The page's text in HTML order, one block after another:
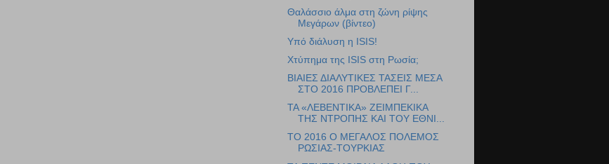
Θαλάσσιο άλμα στη ζώνη ρίψης
Μεγάρων (βίντεο)
Υπό διάλυση η ISIS!
Χτύπημα της ISIS στη Ρωσία;
ΒΙΑΙΕΣ ΔΙΑΛΥΤΙΚΕΣ ΤΑΣΕΙΣ ΜΕΣΑ
ΣΤΟ 2016 ΠΡΟΒΛΕΠΕΙ Γ...
ΤΑ «ΛΕΒΕΝΤΙΚΑ» ΖΕΙΜΠΕΚΙΚΑ
ΤΗΣ ΝΤΡΟΠΗΣ ΚΑΙ ΤΟΥ ΕΘΝΙ...
ΤΟ 2016 Ο ΜΕΓΑΛΟΣ ΠΟΛΕΜΟΣ
ΡΩΣΙΑΣ-ΤΟΥΡΚΙΑΣ